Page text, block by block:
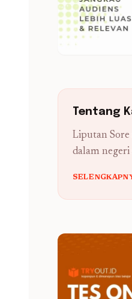
Tentang
Liputan Sore
dalam negeri